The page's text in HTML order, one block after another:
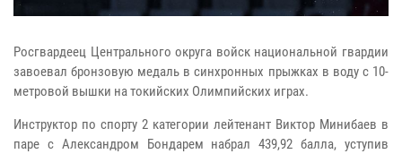
Росгвардеец Центрального округа войск национальной гвардии
завоевал бронзовую медаль в синхронных прыжках в воду с 10-
метровой вышки на токийских Олимпийских играх.
Инструктор по спорту 2 категории лейтенант Виктор Минибаев в
паре с Александром Бондарем набрал 439,92 балла, уступив